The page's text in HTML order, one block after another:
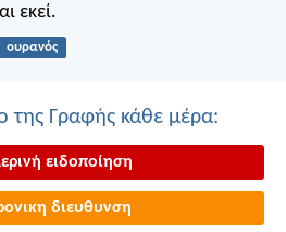
εκεί.
ουρανός
της Γραφής κάθε μέρα:
ειδοποίηση
διευθυνση